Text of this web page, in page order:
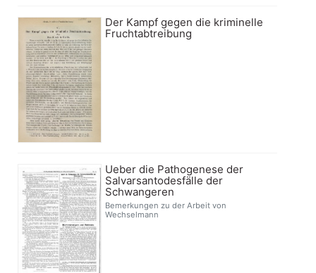
Der Kampf gegen die kriminelle
Fruchtabtreibung
Ueber die Pathogenese der
Salvarsantodesfälle der
Schwangeren
Bemerkungen zu der Arbeit von
Wechselmann